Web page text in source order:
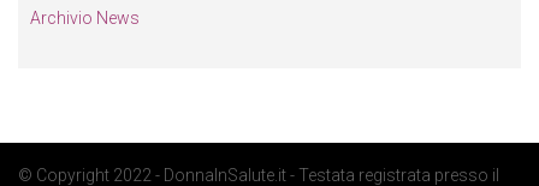
Archivio News
© Copyright 2022 - DonnaInSalute.it - Testata registrata presso il